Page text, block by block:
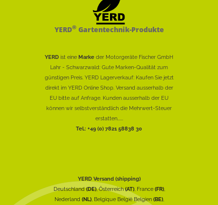
YERD®Gartentechnik-Produkte
YERD ist eine Marke der Motorgeräte Fischer GmbH
Lahr - Schwarzwald: Gute Marken-Qualität zum
günstigen Preis. YERD Lagerverkauf: Kaufen Sie jetzt
direkt im YERD Online Shop. Versand ausserhalb der
EU bitte auf Anfrage. Kunden ausserhalb der EU
können wir selbstverständlich die Mehrwert-Steuer
erstatten......
Tel.: +49 (0) 7821 58838 30
YERD Versand (shipping)
Deutschland(DE), Österreich(AT), France (FR),
Nederland (NL), Belgique België Belgien (BE),